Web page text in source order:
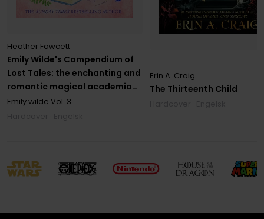
Emily Wilde's Compendium of
Lost Tales: the enchanting and
romantic magical academia
phenomenon!
Heather Fawcett
Emily wilde Vol. 3
The Thirteenth Child
Erin A. Craig